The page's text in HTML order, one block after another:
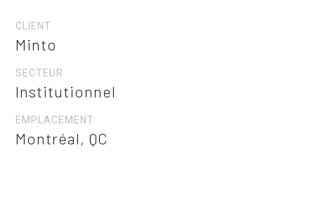
CLIENT
Minto
SECTEUR
Institutionnel
EMPLACEMENT
Montréal, QC